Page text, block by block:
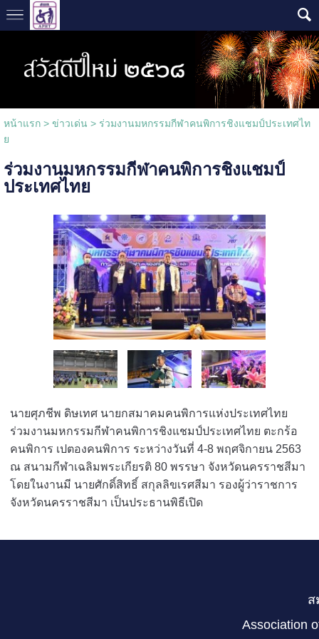
หน้าแรก> ข่าวเด่น > ร่วมงานมหกรรมกีฬาคนพิการชิงแชมป์ประเทศไท
ย
ร่วมงานมหกรรมกีฬาคนพิการชิงแชมป์
ประเทศไทย
นายศุภชีพ ดิษเทศ นายกสมาคมคนพิการแห่งประเทศไทย
ร่วมงานมหกรรมกีฬาคนพิการชิงแชมป์ประเทศไทย ตะกร้อ
คนพิการ เปตองคนพิการ ระหว่างวันที่ 4-8 พฤศจิกายน 2563
ณ สนามกีฬาเฉลิมพระเกียรติ 80 พรรษา จังหวัดนครราชสีมา
โดยในงานมี นายศักดิ์สิทธิ์ สกุลลิขเรศสีมา รองผู้ว่าราชการ
จังหวัดนครราชสีมา เป็นประธานพิธีเปิด
ส
Association